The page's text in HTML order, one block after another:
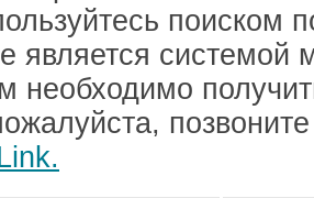
поиском
является системой
необходимо